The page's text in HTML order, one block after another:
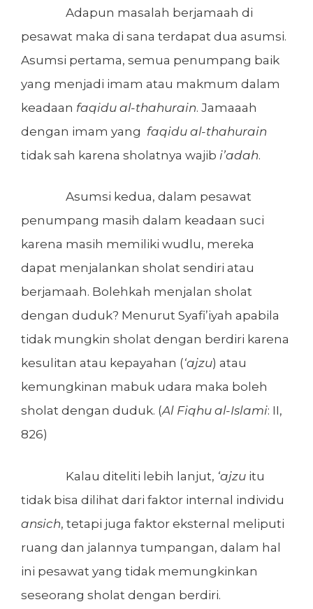
Adapun masalah berjamaah di
pesawat maka di sana terdapat dua asumsi.
Asumsi pertama, semua penumpang baik
yang menjadi imam atau makmum dalam
keadaan faqidu al-thahurain. Jamaaah
dengan imam yang faqidu al-thahurain
tidak sah karena sholatnya wajib i’adah.
Asumsi kedua, dalam pesawat
penumpang masih dalam keadaan suci
karena masih memiliki wudlu, mereka
dapat menjalankan sholat sendiri atau
berjamaah. Bolehkah menjalan sholat
dengan duduk? Menurut Syafi’iyah apabila
tidak mungkin sholat dengan berdiri karena
kesulitan atau kepayahan (‘ajzu) atau
kemungkinan mabuk udara maka boleh
sholat dengan duduk. (Al Fiqhu al-Islami: II,
826)
Kalau diteliti lebih lanjut, ‘ajzu itu
tidak bisa dilihat dari faktor internal individu
ansich, tetapi juga faktor eksternal meliputi
ruang dan jalannya tumpangan, dalam hal
ini pesawat yang tidak memungkinkan
seseorang sholat dengan berdiri.